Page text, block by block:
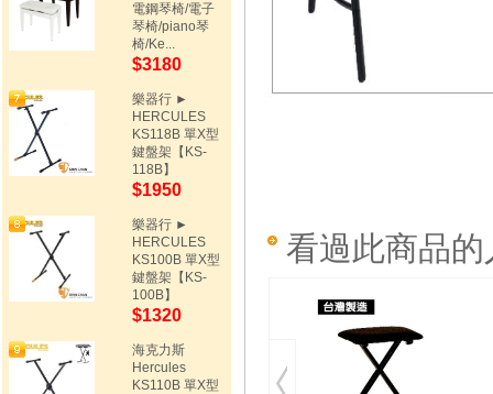
電鋼琴椅/電子
琴椅/piano琴
椅/Ke...
$3180
樂器行 ►
HERCULES
KS118B 單X型
鍵盤架【KS-
118B】
$1950
樂器行 ►
HERCULES
KS100B 單X型
鍵盤架【KS-
100B】
$1320
海克力斯
Hercules
KS110B 單X型
看過此商品